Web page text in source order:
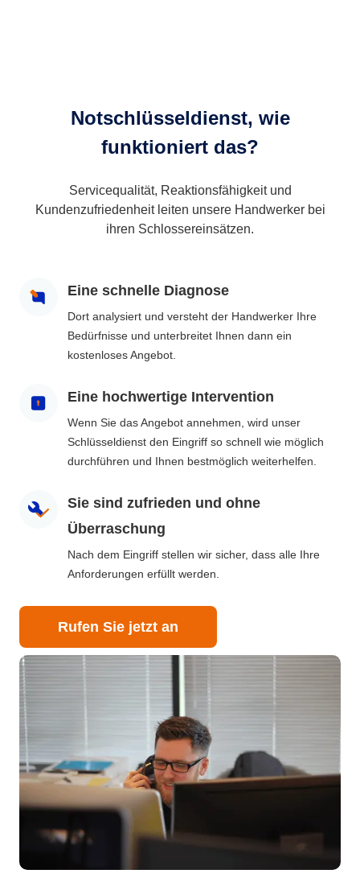
Notschlüsseldienst, wie
funktioniert das?
Servicequalität, Reaktionsfähigkeit und
Kundenzufriedenheit leiten unsere Handwerker bei
ihren Schlossereinsätzen.
Eine schnelle Diagnose
Dort analysiert und versteht der Handwerker Ihre
Bedürfnisse und unterbreitet Ihnen dann ein
kostenloses Angebot.
Eine hochwertige Intervention
Wenn Sie das Angebot annehmen, wird unser
Schlüsseldienst den Eingriff so schnell wie möglich
durchführen und Ihnen bestmöglich weiterhelfen.
Sie sind zufrieden und ohne
Überraschung
Nach dem Eingriff stellen wir sicher, dass alle Ihre
Anforderungen erfüllt werden.
Rufen Sie jetzt an